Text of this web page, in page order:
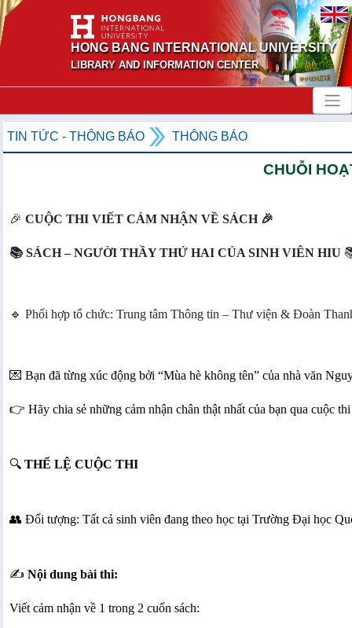
HONG BANG INTERNATIONAL UNIVERSITY
LIBRARY AND INFORMATION CENTER
TIN TỨC - THÔNG BÁO THÔNG BÁO
CHUỖI
🎉 CUỘC THI VIẾT CẢM NHẬN VỀ SÁCH 🎉
📚 SÁCH – NGƯỜI THẦY THỨ HAI CỦA SINH VIÊN HIU
🔹 Phối hợp tổ chức: Trung tâm Thông tin – Thư viện & Đoàn
💌 Bạn đã từng xúc động bởi “Mùa hè không tên” của nhà văn
👉 Hãy chia sẻ những cảm nhận chân thật nhất của bạn qua cuộc
🔍 THỂ LỆ CUỘC THI
👥 Đối tượng: Tất cả sinh viên đang theo học tại Trường Đại học
✍️ Nội dung bài thi:
Viết cảm nhận về 1 trong 2 cuốn sách: